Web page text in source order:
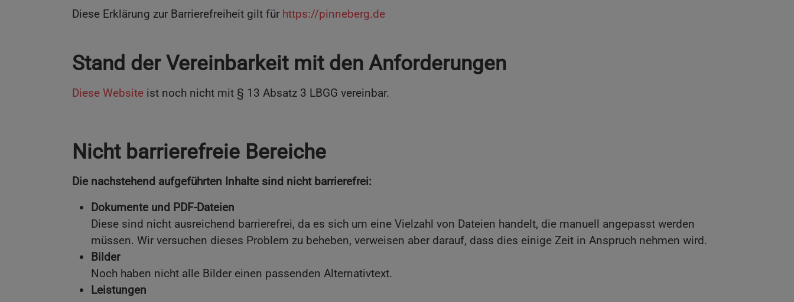
Diese Erklärung zur Barrierefreiheit gilt für https://pinneberg.de
Stand der Vereinbarkeit mit den Anforderungen
Diese Website ist noch nicht mit § 13 Absatz 3 LBGG vereinbar.
Nicht barrierefreie Bereiche
Die nachstehend aufgeführten Inhalte sind nicht barrierefrei:
Dokumente und PDF-Dateien
Diese sind nicht ausreichend barrierefrei, da es sich um eine Vielzahl von Dateien handelt, die manuell angepasst werden
müssen. Wir versuchen dieses Problem zu beheben, verweisen aber darauf, dass dies einige Zeit in Anspruch nehmen wird.
Bilder
Noch haben nicht alle Bilder einen passenden Alternativtext.
Leistungen